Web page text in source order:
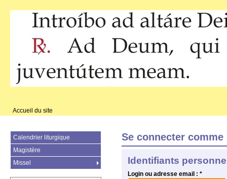
Accueil du site
Se connecter
Identifiants
Login ou adresse email : *
Calendrier liturgique
Magistère
Missel